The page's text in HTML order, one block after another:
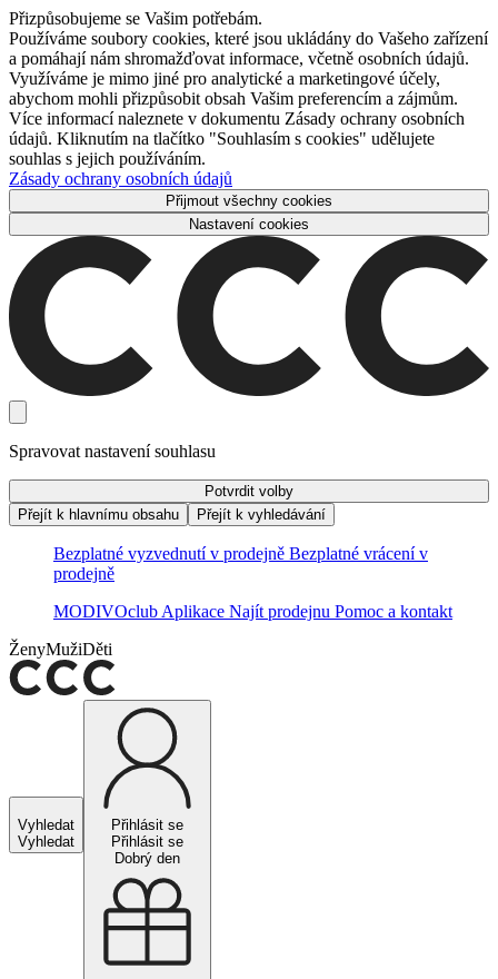
Přizpůsobujeme se Vašim potřebám.
Používáme soubory cookies, které jsou ukládány do Vašeho zařízení
a pomáhají nám shromažďovat informace, včetně osobních údajů.
Využíváme je mimo jiné pro analytické a marketingové účely,
abychom mohli přizpůsobit obsah Vašim preferencím a zájmům.
Více informací naleznete v dokumentu Zásady ochrany osobních
údajů. Kliknutím na tlačítko "Souhlasím s cookies" udělujete
souhlas s jejich používáním.
Zásady ochrany osobních údajů
Přijmout všechny cookies
Nastavení cookies
Spravovat nastavení souhlasu
Potvrdit volby
Přejít k hlavnímu obsahu
Přejít k vyhledávání
Bezplatné vyzvednutí v prodejně Bezplatné vrácení v
prodejně
MODIVOclub Aplikace Najít prodejnu Pomoc a kontakt
ŽenyMužiDěti
Vyhledat
Vyhledat
Přihlásit se
Přihlásit se
Dobrý den